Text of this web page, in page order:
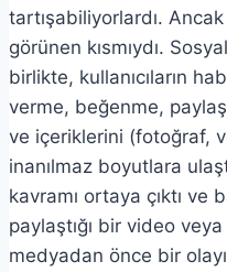
tartışabiliyorlardı.
görünen kısmıydı.
birlikte, kullanıcıların
verme, beğenme,
ve içeriklerini (fotoğraf,
inanılmaz boyutlara
kavramı ortaya çıktı ve
paylaştığı bir video
medyadan önce bir